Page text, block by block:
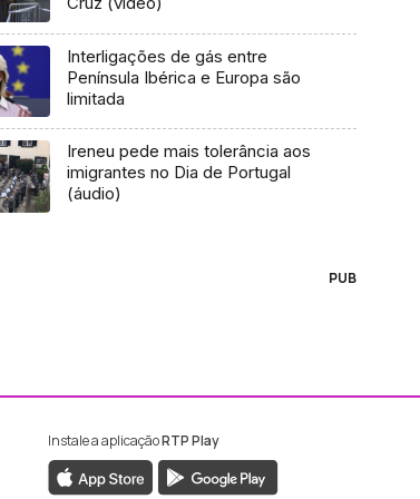
Interligações de gás entre
Península Ibérica e Europa são
limitada
Ireneu pede mais tolerância aos
imigrantes no Dia de Portugal
(áudio)
PUB
RTP Madeira
da RTP Madeira
Instale a aplicaçãoRTP Play